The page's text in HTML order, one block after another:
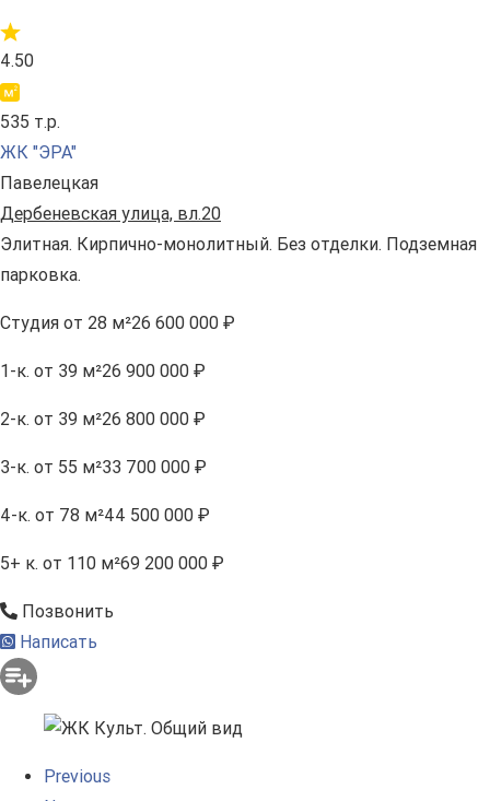
4.50
535 т.р.
ЖК "ЭРА"
Павелецкая
Дербеневская улица, вл.20
Элитная. Кирпично-монолитный. Без отделки. Подземная
парковка.
Студия от 28 м²26 600 000 ₽
1-к. от 39 м²26 900 000 ₽
2-к. от 39 м²26 800 000 ₽
3-к. от 55 м²33 700 000 ₽
4-к. от 78 м²44 500 000 ₽
5+ к. от 110 м²69 200 000 ₽
Позвонить
Написать
Previous